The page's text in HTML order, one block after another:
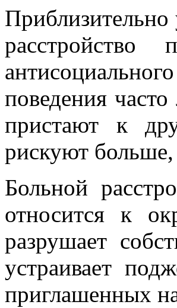
расстройство
поведения
пристают к
рискуют больше,
Больной
относится к
разрушает
устраивает
приглашенных